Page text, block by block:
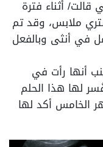
قالت/ أثناء فترة
ملابس، وقد تم
في أنثى وبالفعل
أنها رأت في
لها هذا الحلم
الخامس أكد لها